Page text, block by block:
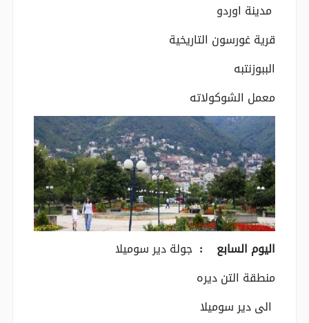
مدينة اوردو
قرية غورسون التاريخية
الببوزنتبه
معمل الشوكولاته
اليوم السابع : جولة دير سوميلا
منطقة التن ديره
الى دير سوميلا